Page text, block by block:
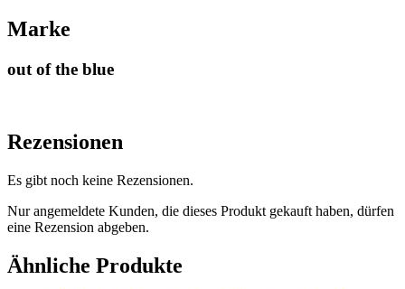
Marke
out of the blue
Rezensionen
Es gibt noch keine Rezensionen.
Nur angemeldete Kunden, die dieses Produkt gekauft haben, dürfen
eine Rezension abgeben.
Ähnliche Produkte